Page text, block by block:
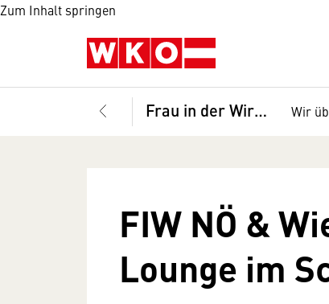
Zum Inhalt springen
Frau in der Wirtschaft Wir
FIW NÖ &
Lounge im